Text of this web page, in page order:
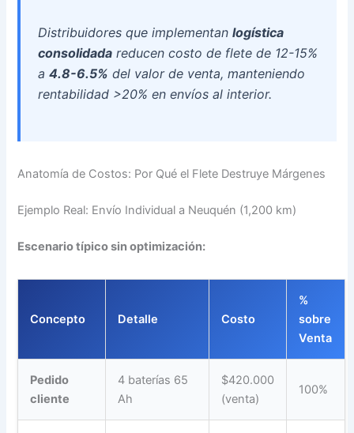
Distribuidores que implementanlogística
consolidada reducen costo de flete de 12-15%
a4.8-6.5% del valor de venta, manteniendo
rentabilidad >20% en envíos al interior.
Anatomía de Costos: Por Qué el Flete Destruye Márgenes
Ejemplo Real: Envío Individual a Neuquén (1,200 km)
Escenario típico sin optimización:
Concepto Detalle Costo
%
sobre
Venta
Pedido
cliente
4 baterías 65
Ah
$420.000
(venta)
100%